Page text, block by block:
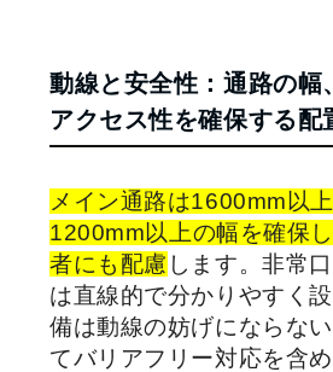
動線と安全性：通路の幅
アクセス性を確保する配
メイン通路は1600mm以
1200mm以上の幅を確保
者にも配慮 します。非常
は直線的で分かりやすく
備は動線の妨げにならな
てバリアフリー対応を含